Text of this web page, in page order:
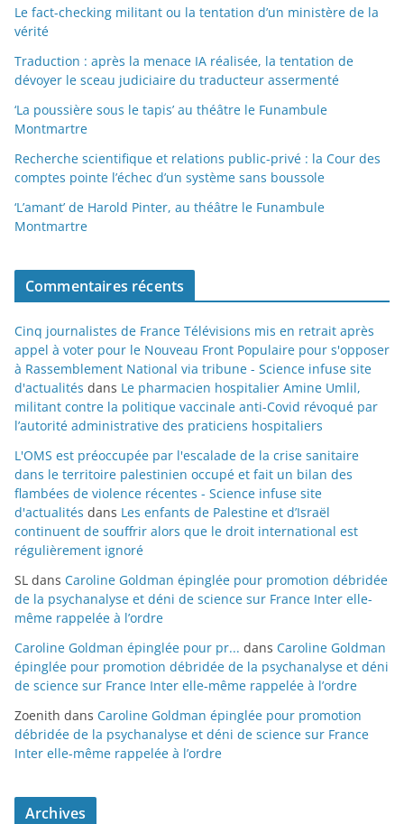
Le fact-checking militant ou la tentation d’un ministère de la
vérité
Traduction : après la menace IA réalisée, la tentation de
dévoyer le sceau judiciaire du traducteur assermenté
‘La poussière sous le tapis’ au théâtre le Funambule
Montmartre
Recherche scientifique et relations public-privé : la Cour des
comptes pointe l’échec d’un système sans boussole
‘L’amant’ de Harold Pinter, au théâtre le Funambule
Montmartre
Commentaires récents
Cinq journalistes de France Télévisions mis en retrait après
appel à voter pour le Nouveau Front Populaire pour s'opposer
à Rassemblement National via tribune - Science infuse site
d'actualités dans Le pharmacien hospitalier Amine Umlil,
militant contre la politique vaccinale anti-Covid révoqué par
l’autorité administrative des praticiens hospitaliers
L'OMS est préoccupée par l'escalade de la crise sanitaire
dans le territoire palestinien occupé et fait un bilan des
flambées de violence récentes - Science infuse site
d'actualités dans Les enfants de Palestine et d’Israël
continuent de souffrir alors que le droit international est
régulièrement ignoré
SL dans Caroline Goldman épinglée pour promotion débridée
de la psychanalyse et déni de science sur France Inter elle-
même rappelée à l’ordre
Caroline Goldman épinglée pour pr... dans Caroline Goldman
épinglée pour promotion débridée de la psychanalyse et déni
de science sur France Inter elle-même rappelée à l’ordre
Zoenith dans Caroline Goldman épinglée pour promotion
débridée de la psychanalyse et déni de science sur France
Inter elle-même rappelée à l’ordre
Archives